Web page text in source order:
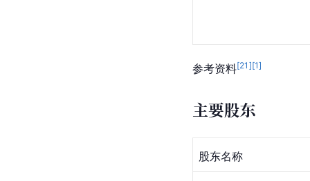
参考资料[21 ][1]
主要股东
股东名称